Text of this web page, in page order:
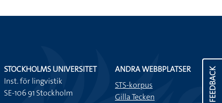
FEEDBACK
STOCKHOLMS UNIVERSITET
Inst. för lingvistik
SE-106 91 Stockholm
ANDRA WEBBPLATSER
STS-korpus
Gilla Tecken